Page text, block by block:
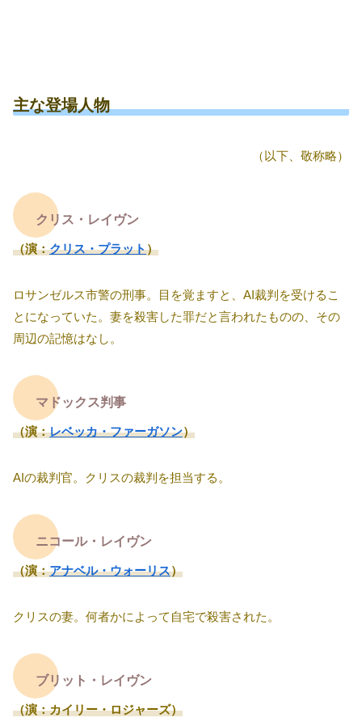
主な登場人物
（以下、敬称略）
クリス・レイヴン
（演：クリス・プラット）
ロサンゼルス市警の刑事。目を覚ますと、AI裁判を受けるこ
とになっていた。妻を殺害した罪だと言われたものの、その
周辺の記憶はなし。
マドックス判事
（演：レベッカ・ファーガソン）
AIの裁判官。クリスの裁判を担当する。
ニコール・レイヴン
（演：アナベル・ウォーリス）
クリスの妻。何者かによって自宅で殺害された。
ブリット・レイヴン
（演：カイリー・ロジャーズ）